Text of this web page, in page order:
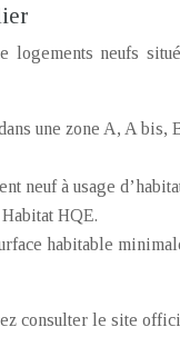
neufs
une zone A, A
neuf à usage
HQE.
habitable
consulter le site